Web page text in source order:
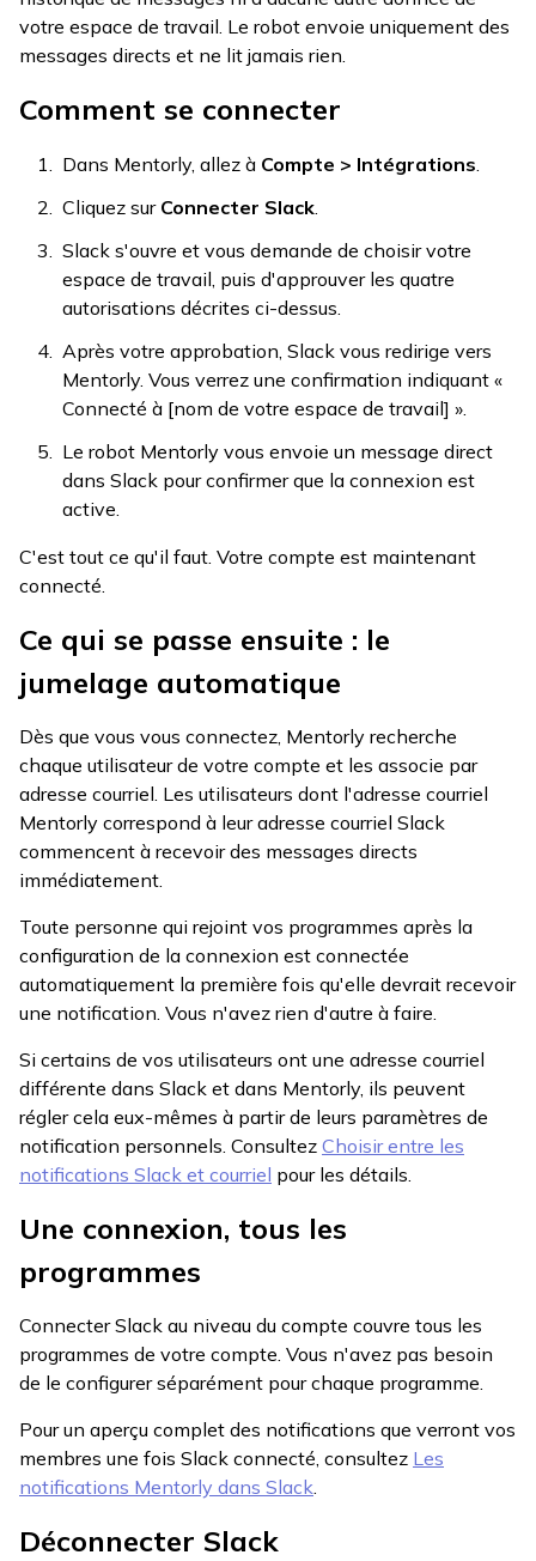
votre espace de travail. Le robot envoie uniquement des
messages directs et ne lit jamais rien.
Comment se connecter
Dans Mentorly, allez à Compte > Intégrations.
Cliquez sur Connecter Slack.
Slack s'ouvre et vous demande de choisir votre
espace de travail, puis d'approuver les quatre
autorisations décrites ci-dessus.
Après votre approbation, Slack vous redirige vers
Mentorly. Vous verrez une confirmation indiquant «
Connecté à [nom de votre espace de travail] ».
Le robot Mentorly vous envoie un message direct
dans Slack pour confirmer que la connexion est
active.
C'est tout ce qu'il faut. Votre compte est maintenant
connecté.
Ce qui se passe ensuite : le
jumelage automatique
Dès que vous vous connectez, Mentorly recherche
chaque utilisateur de votre compte et les associe par
adresse courriel. Les utilisateurs dont l'adresse courriel
Mentorly correspond à leur adresse courriel Slack
commencent à recevoir des messages directs
immédiatement.
Toute personne qui rejoint vos programmes après la
configuration de la connexion est connectée
automatiquement la première fois qu'elle devrait recevoir
une notification. Vous n'avez rien d'autre à faire.
Si certains de vos utilisateurs ont une adresse courriel
différente dans Slack et dans Mentorly, ils peuvent
régler cela eux-mêmes à partir de leurs paramètres de
notification personnels. Consultez Choisir entre les
notifications Slack et courriel pour les détails.
Une connexion, tous les
programmes
Connecter Slack au niveau du compte couvre tous les
programmes de votre compte. Vous n'avez pas besoin
de le configurer séparément pour chaque programme.
Pour un aperçu complet des notifications que verront vos
membres une fois Slack connecté, consultez Les
notifications Mentorly dans Slack.
Déconnecter Slack